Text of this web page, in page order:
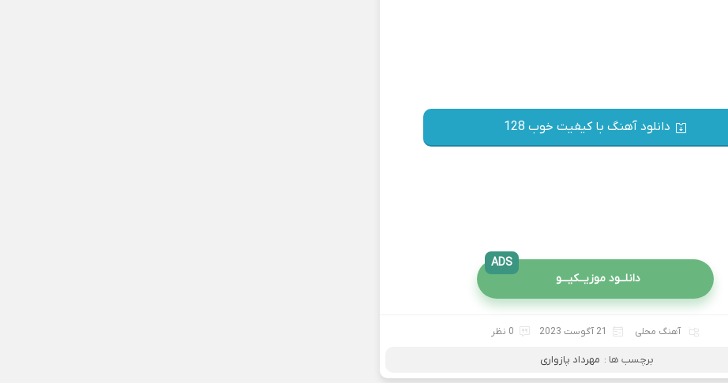
دانلود آهنگ با کیفیت خوب 128
دانلــود موزیــکیـــو
ADS
آهنگ محلی 21 آگوست 2023 0 نظر
برچسب ها : مهرداد پازواری